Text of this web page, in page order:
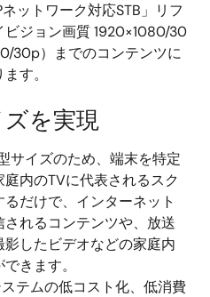
ットワーク対応STB」リフ
ジョン画質 1920×1080/30
30p）までのコンテンツに
す。
ズを実現
サイズのため、端末を特定
内のTVに代表されるスク
だけで、インターネット
れるコンテンツや、放送
したビデオなどの家庭内
きます。
テムの低コスト化、低消費